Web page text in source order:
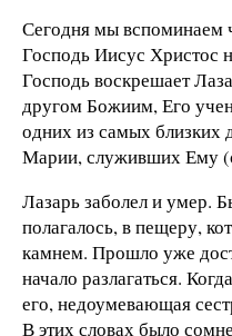
Сегодня мы вспоминаем
Господь Иисус Христос
Господь воскрешает
другом Божиим, Его
одних из самых
Марии, служивших Ему
Лазарь заболел и умер.
полагалось, в пещеру,
камнем. Прошло уже
начало разлагаться.
его, недоумевающая
В этих словах было